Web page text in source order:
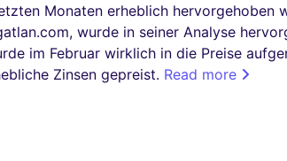
Monaten erheblich hervorgehoben
wurde in seiner Analyse
im Februar wirklich in die Preise
Zinsen gepreist. Read more